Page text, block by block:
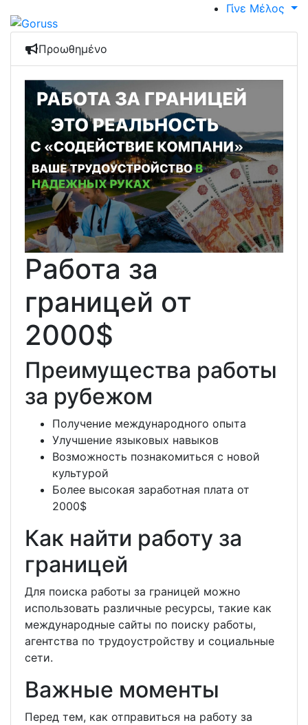
Γίνε Μέλος
Προωθημένο
Работа за
границей от
2000$
Преимущества работы
за рубежом
Получение международного опыта
Улучшение языковых навыков
Возможность познакомиться с новой
культурой
Более высокая заработная плата от
2000$
Как найти работу за
границей
Для поиска работы за границей можно
использовать различные ресурсы, такие как
международные сайты по поиску работы,
агентства по трудоустройству и социальные
сети.
Важные моменты
Перед тем, как отправиться на работу за